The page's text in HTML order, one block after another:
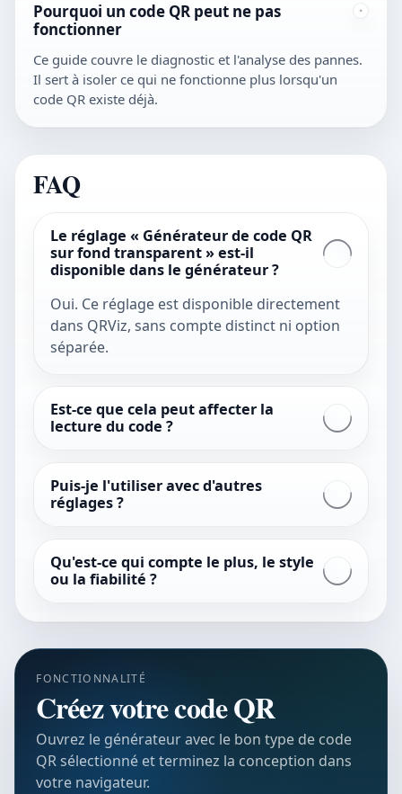
Pourquoi un code QR peut ne pas
fonctionner
Ce guide couvre le diagnostic et l'analyse des pannes.
Il sert à isoler ce qui ne fonctionne plus lorsqu'un
code QR existe déjà.
FAQ
Le réglage « Générateur de code QR
sur fond transparent » est-il
disponible dans le générateur ?
Oui. Ce réglage est disponible directement
dans QRViz, sans compte distinct ni option
séparée.
Est-ce que cela peut affecter la
lecture du code ?
Puis-je l'utiliser avec d'autres
réglages ?
Qu'est-ce qui compte le plus, le style
ou la fiabilité ?
FONCTIONNALITÉ
Créez votre code QR
Ouvrez le générateur avec le bon type de code
QR sélectionné et terminez la conception dans
votre navigateur.